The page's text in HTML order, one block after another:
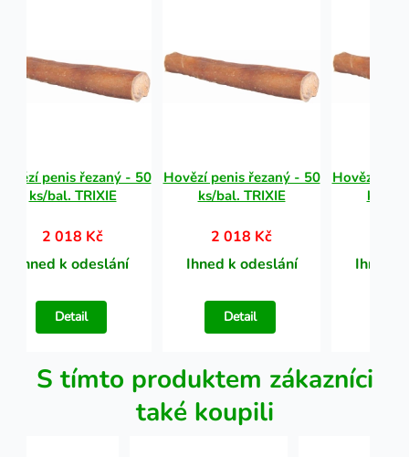
penis řezaný - 50
ks/bal. TRIXIE
2 018 Kč
Ihned k odeslání
Detail
Hovězí penis řezaný - 50
ks/bal. TRIXIE
2 018 Kč
Ihned k odeslání
Detail
Hovězí
ks/
Ihned
S tímto produktem zákazníci
také koupili